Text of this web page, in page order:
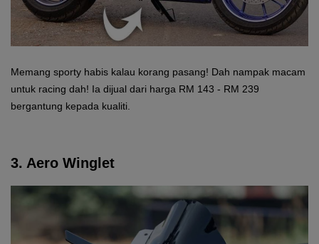
Memang sporty habis kalau korang pasang! Dah nampak macam
untuk racing dah! Ia dijual dari harga RM 143 - RM 239
bergantung kepada kualiti.
3. Aero Winglet